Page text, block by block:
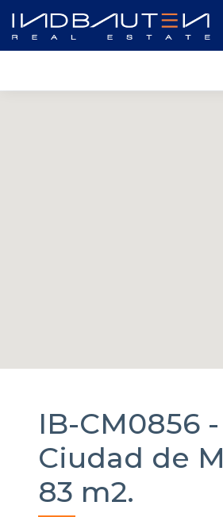
IB-CM0856 -
Ciudad de
83 m2.